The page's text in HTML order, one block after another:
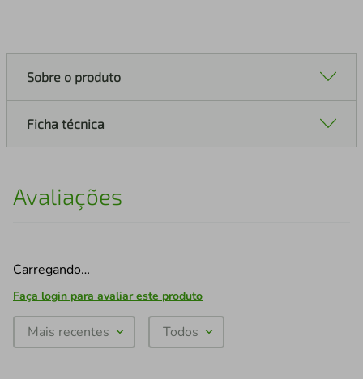
Sobre o produto
Ficha técnica
Avaliações
Carregando…
Faça login para avaliar este produto
Mais recentes Todos